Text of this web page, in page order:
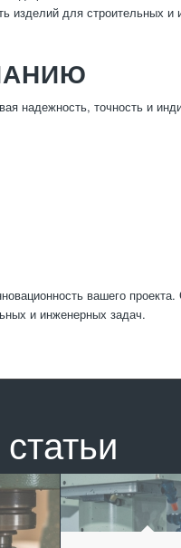
изделий для строительных и
надежность, точность и
вашего
и инженерных задач.